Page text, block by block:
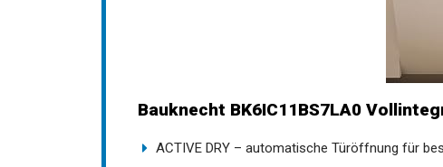
Bauknecht BK6IC11BS7LA0
ACTIVE DRY – automatische Türöffnung für